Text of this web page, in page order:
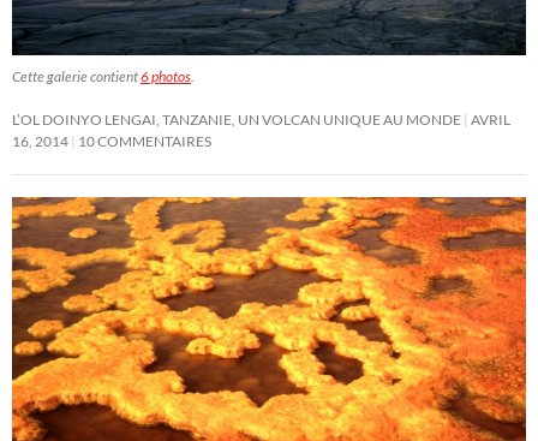
Cette galerie contient6 photos
L’OL DOINYO LENGAI, TANZANIE, UN VOLCAN UNIQUE AU MONDE AVRIL
16, 2014 10 COMMENTAIRES